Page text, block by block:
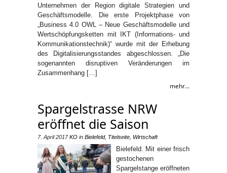
Unternehmen der Region digitale Strategien und
Geschäftsmodelle. Die erste Projektphase von
„Business 4.0 OWL – Neue Geschäftsmodelle und
Wertschöpfungsketten mit IKT (Informations- und
Kommunikationstechnik)“ wurde mit der Erhebung
des Digitalisierungsstandes abgeschlossen. „Die
sogenannten disruptiven Veränderungen im
Zusammenhang […]
mehr...
Spargelstrasse NRW
eröffnet die Saison
7. April 2017 KO in Bielefeld, Titelseite Wirtschaft
Bielefeld. Mit einer frisch
gestochenen
Spargelstange eröffneten